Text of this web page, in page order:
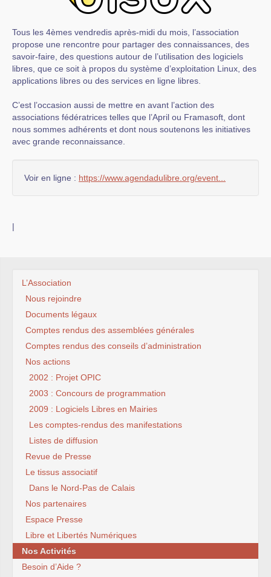
Tous les 4èmes vendredis après-midi du mois, l’association
propose une rencontre pour partager des connaissances, des
savoir-faire, des questions autour de l’utilisation des logiciels
libres, que ce soit à propos du système d’exploitation Linux, des
applications libres ou des services en ligne libres.
C’est l’occasion aussi de mettre en avant l’action des
associations fédératrices telles que l’April ou Framasoft, dont
nous sommes adhérents et dont nous soutenons les initiatives
avec grande reconnaissance.
Voir en ligne : https://www.agendadulibre.org/event...
|
L’Association
Nous rejoindre
Documents légaux
Comptes rendus des assemblées générales
Comptes rendus des conseils d’administration
Nos actions
2002 : Projet OPIC
2003 : Concours de programmation
2009 : Logiciels Libres en Mairies
Les comptes-rendus des manifestations
Listes de diffusion
Revue de Presse
Le tissus associatif
Dans le Nord-Pas de Calais
Nos partenaires
Espace Presse
Libre et Libertés Numériques
Nos Activités
Besoin d’Aide ?